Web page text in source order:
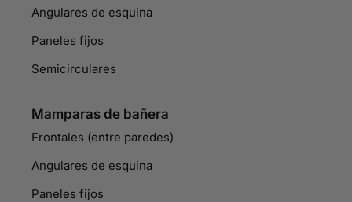
Angulares de esquina
Paneles fijos
Semicirculares
Mamparas de bañera
Frontales (entre paredes)
Angulares de esquina
Paneles fijos